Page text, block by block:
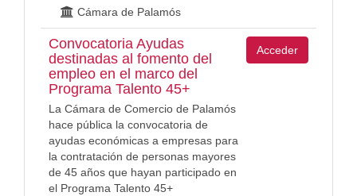
Cámara de Palamós
Convocatoria Ayudas
destinadas al fomento del
empleo en el marco del
Programa Talento 45+
La Cámara de Comercio de Palamós
hace pública la convocatoria de
ayudas económicas a empresas para
la contratación de personas mayores
de 45 años que hayan participado en
el Programa Talento 45+
Acceder